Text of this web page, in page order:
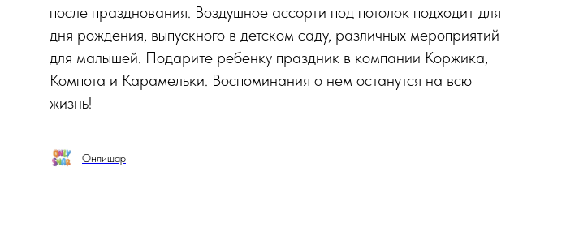
после празднования. Воздушное ассорти под потолок подходит для
дня рождения, выпускного в детском саду, различных мероприятий
для малышей. Подарите ребенку праздник в компании Коржика,
Компота и Карамельки. Воспоминания о нем останутся на всю
жизнь!
Онлишар